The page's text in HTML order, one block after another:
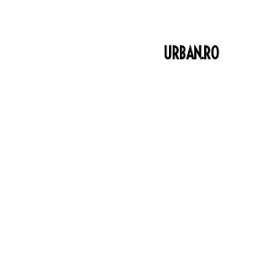
URBAN.RO